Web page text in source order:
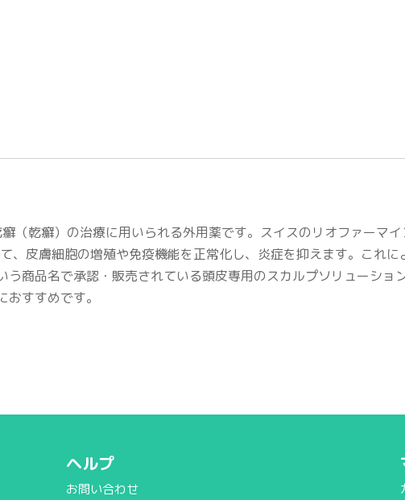
（乾癬）の治療に用いられる外用薬です。スイスのリオファーマ
、皮膚細胞の増殖や免疫機能を正常化し、炎症を抑えます。これ
商品名で承認・販売されている頭皮専用のスカルプソリューシ
すすめです。
ヘルプ
お問い合わせ